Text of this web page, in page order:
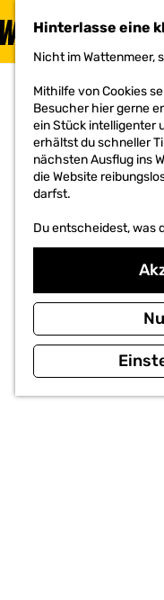
Hinterlasse eine
Nicht im Wattenmeer,
Mithilfe von Cookies
Besucher hier gerne
ein Stück intelligenter
erhältst du schneller
nächsten Ausflug ins
die Website
darfst.
Du entscheidest, was
MENÜ